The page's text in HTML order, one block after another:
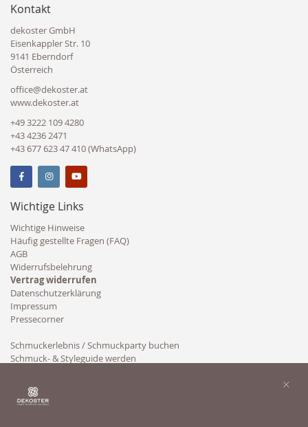
Kontakt
dekoster GmbH
Eisenkappler Str. 10
9141 Eberndorf
Österreich
office@dekoster.at
www.dekoster.at
+49 3222 109 4280
+43 4236 2471
+43 677 623 47 410 (WhatsApp)
Wichtige Links
Wichtige Hinweise
Häufig gestellte Fragen (FAQ)
AGB
Widerrufsbelehrung
Vertrag widerrufen
Datenschutzerklärung
Impressum
Pressecorner
Schmuckerlebnis / Schmuckparty buchen
Schmuck- & Styleguide werden
×